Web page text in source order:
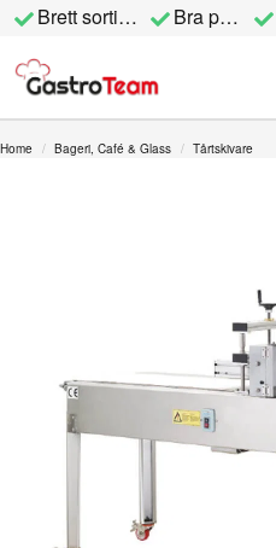
Brett sortiment Bra priser
Home Bageri, Café & Glass Tårtskivare